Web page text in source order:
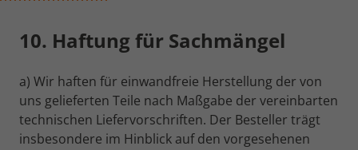
10. Haftung für Sachmängel
a) Wir haften für einwandfreie Herstellung der von
uns gelieferten Teile nach Maßgabe der vereinbarten
technischen Liefervorschriften. Der Besteller trägt
insbesondere im Hinblick auf den vorgesehenen